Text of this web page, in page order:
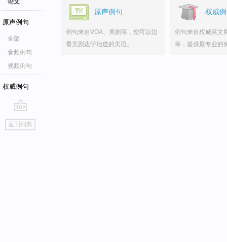
论文
原声例句
全部
音频例句
视频例句
权威例句
go
top
返回词典
原声例句
例句来自VOA、美剧等，您可以边
看美剧边学地道的美语。
权威
例句来自权威英文
等，提供最专业的